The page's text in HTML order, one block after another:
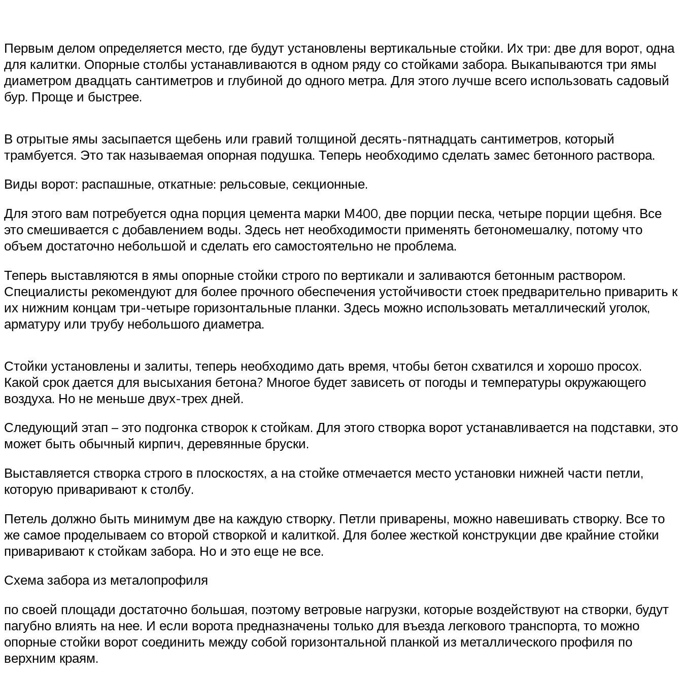
Первым делом определяется место, где будут установлены вертикальные стойки. Их три: две для ворот, одна
для калитки. Опорные столбы устанавливаются в одном ряду со стойками забора. Выкапываются три ямы
диаметром двадцать сантиметров и глубиной до одного метра. Для этого лучше всего использовать садовый
бур. Проще и быстрее.
В отрытые ямы засыпается щебень или гравий толщиной десять-пятнадцать сантиметров, который
трамбуется. Это так называемая опорная подушка. Теперь необходимо сделать замес бетонного раствора.
Виды ворот: распашные, откатные: рельсовые, секционные.
Для этого вам потребуется одна порция цемента марки М400, две порции песка, четыре порции щебня. Все
это смешивается с добавлением воды. Здесь нет необходимости применять бетономешалку, потому что
объем достаточно небольшой и сделать его самостоятельно не проблема.
Теперь выставляются в ямы опорные стойки строго по вертикали и заливаются бетонным раствором.
Специалисты рекомендуют для более прочного обеспечения устойчивости стоек предварительно приварить к
их нижним концам три-четыре горизонтальные планки. Здесь можно использовать металлический уголок,
арматуру или трубу небольшого диаметра.
Стойки установлены и залиты, теперь необходимо дать время, чтобы бетон схватился и хорошо просох.
Какой срок дается для высыхания бетона? Многое будет зависеть от погоды и температуры окружающего
воздуха. Но не меньше двух-трех дней.
Следующий этап – это подгонка створок к стойкам. Для этого створка ворот устанавливается на подставки, это
может быть обычный кирпич, деревянные бруски.
Выставляется створка строго в плоскостях, а на стойке отмечается место установки нижней части петли,
которую приваривают к столбу.
Петель должно быть минимум две на каждую створку. Петли приварены, можно навешивать створку. Все то
же самое проделываем со второй створкой и калиткой. Для более жесткой конструкции две крайние стойки
приваривают к стойкам забора. Но и это еще не все.
Схема забора из металопрофиля
по своей площади достаточно большая, поэтому ветровые нагрузки, которые воздействуют на створки, будут
пагубно влиять на нее. И если ворота предназначены только для въезда легкового транспорта, то можно
опорные стойки ворот соединить между собой горизонтальной планкой из металлического профиля по
верхним краям.